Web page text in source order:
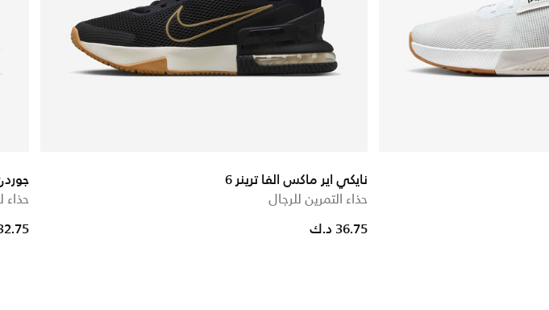
نايكي اير ماكس الفا ترينر 6
حذاء التمرين للرجال
36.75 د.ك
حذاء
32.75